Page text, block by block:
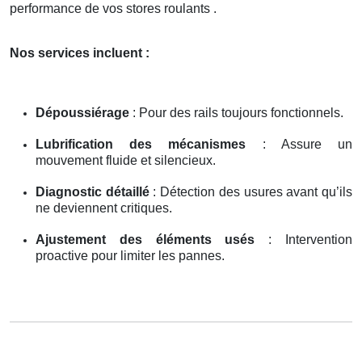
performance de vos stores roulants .
Nos services incluent :
Dépoussiérage : Pour des rails toujours fonctionnels.
Lubrification des mécanismes : Assure un
mouvement fluide et silencieux.
Diagnostic détaillé: Détection des usures avant qu’ils
ne deviennent critiques.
Ajustement des éléments usés : Intervention
proactive pour limiter les pannes.